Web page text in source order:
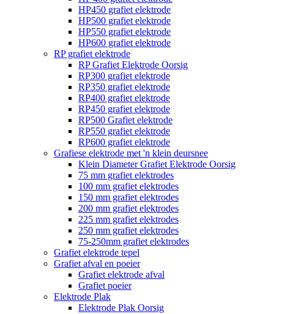
HP450 grafiet elektrode
HP500 grafiet elektrode
HP550 grafiet elektrode
HP600 grafiet elektrode
RP grafiet elektrode
RP Grafiet Elektrode Oorsig
RP300 grafiet elektrode
RP350 grafiet elektrode
RP400 grafiet elektrode
RP450 grafiet elektrode
RP500 Grafiet elektrode
RP550 grafiet elektrode
RP600 grafiet elektrode
Grafiese elektrode met 'n klein deursnee
Klein Diameter Grafiet Elektrode Oorsig
75 mm grafiet elektrodes
100 mm grafiet elektrodes
150 mm grafiet elektrodes
200 mm grafiet elektrodes
225 mm grafiet elektrodes
250 mm grafiet elektrodes
75-250mm grafiet elektrodes
Grafiet elektrode tepel
Grafiet afval en poeier
Grafiet elektrode afval
Grafiet poeier
Elektrode Plak
Elektrode Plak Oorsig